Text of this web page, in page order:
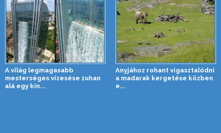
A világ legmagasabb
mesterséges vízesése zuhan
alá egy kín...
Anyjához rohant vigasztalódni
a madarak kergetése közben
e...